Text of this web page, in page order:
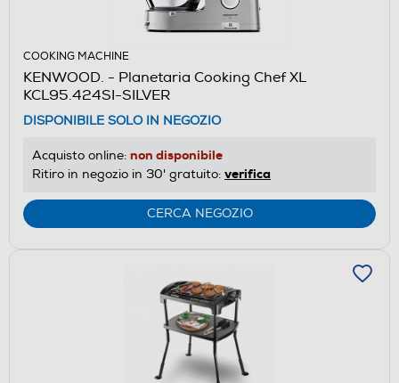
COOKING MACHINE
KENWOOD. - Planetaria Cooking Chef XL
KCL95.424SI-SILVER
DISPONIBILE SOLO IN NEGOZIO
Acquisto online: non disponibile
Ritiro in negozio in 30' gratuito: verifica
CERCA NEGOZIO